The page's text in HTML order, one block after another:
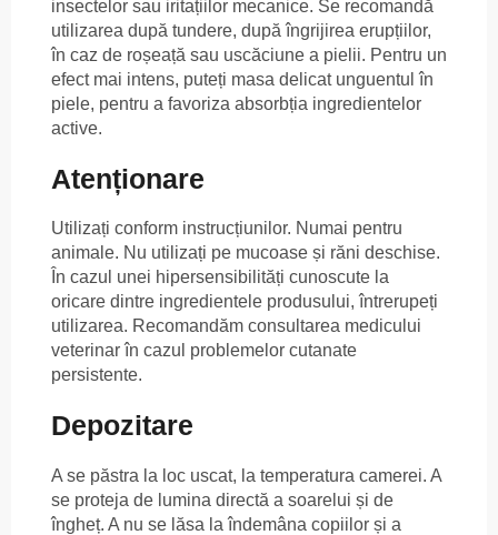
insectelor sau iritațiilor mecanice. Se recomandă
utilizarea după tundere, după îngrijirea erupțiilor,
în caz de roșeață sau uscăciune a pielii. Pentru un
efect mai intens, puteți masa delicat unguentul în
piele, pentru a favoriza absorbția ingredientelor
active.
Atenționare
Utilizați conform instrucțiunilor. Numai pentru
animale. Nu utilizați pe mucoase și răni deschise.
În cazul unei hipersensibilități cunoscute la
oricare dintre ingredientele produsului, întrerupeți
utilizarea. Recomandăm consultarea medicului
veterinar în cazul problemelor cutanate
persistente.
Depozitare
A se păstra la loc uscat, la temperatura camerei. A
se proteja de lumina directă a soarelui și de
îngheț. A nu se lăsa la îndemâna copiilor și a